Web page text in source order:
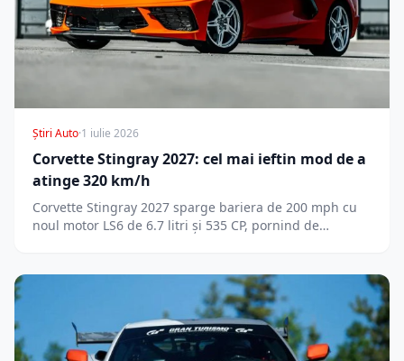
Știri Auto·1 iulie 2026
Corvette Stingray 2027: cel mai ieftin mod de a
atinge 320 km/h
Corvette Stingray 2027 sparge bariera de 200 mph cu
noul motor LS6 de 6.7 litri și 535 CP, pornind de…